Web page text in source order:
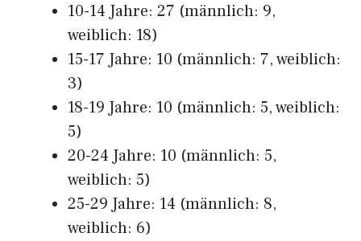
10-14 Jahre: 27 (männlich: 9,
weiblich: 18)
15-17 Jahre: 10 (männlich: 7, weiblich:
3)
18-19 Jahre: 10 (männlich: 5, weiblich:
5)
20-24 Jahre: 10 (männlich: 5,
weiblich: 5)
25-29 Jahre: 14 (männlich: 8,
weiblich: 6)